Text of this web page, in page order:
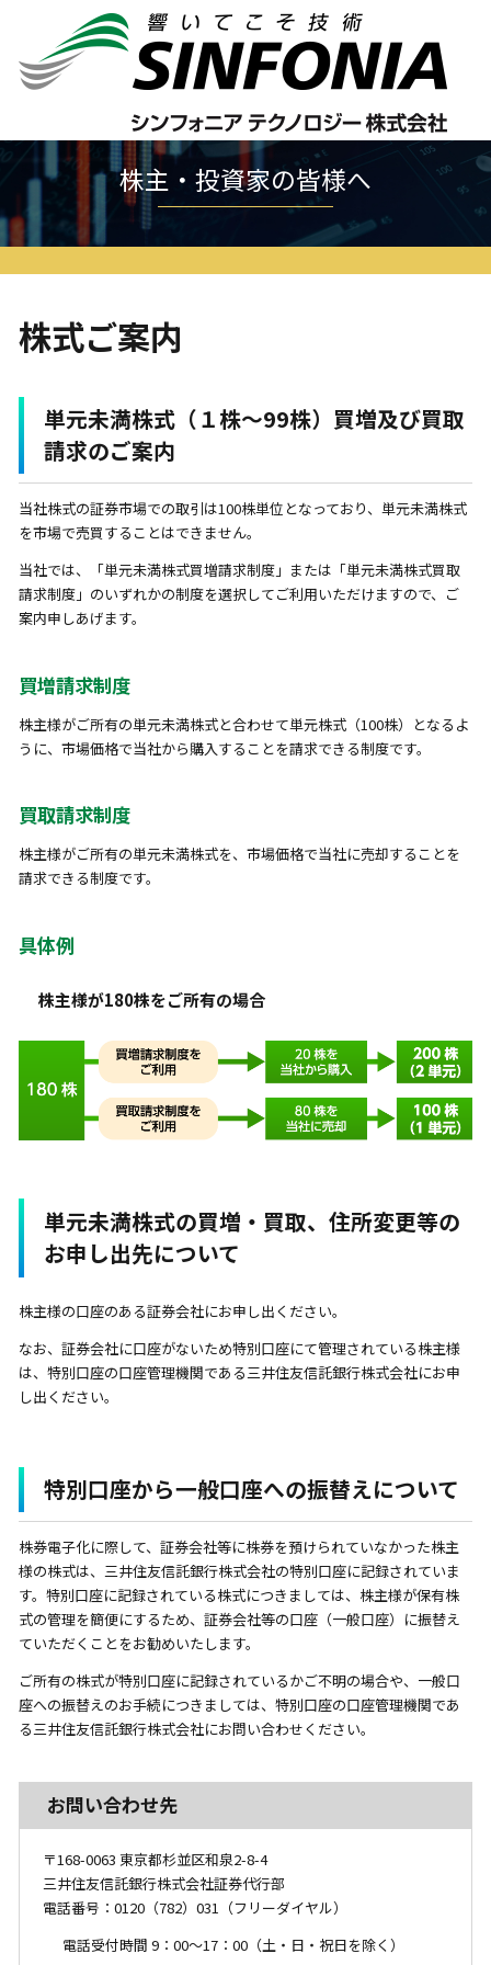
ホーム 株主・投資家の皆様へ 株式情報 株式ご案内
株主・投資家の皆様へ
株式ご案内
単元未満株式（１株～99株）買増及び買取
請求のご案内
当社株式の証券市場での取引は100株単位となっており、単元未満株式
を市場で売買することはできません。
当社では、「単元未満株式買増請求制度」または「単元未満株式買取
請求制度」のいずれかの制度を選択してご利用いただけますので、ご
案内申しあげます。
買増請求制度
株主様がご所有の単元未満株式と合わせて単元株式（100株）となるよ
うに、市場価格で当社から購入することを請求できる制度です。
買取請求制度
株主様がご所有の単元未満株式を、市場価格で当社に売却することを
請求できる制度です。
具体例
株主様が180株をご所有の場合
単元未満株式の買増・買取、住所変更等の
お申し出先について
株主様の口座のある証券会社にお申し出ください。
なお、証券会社に口座がないため特別口座にて管理されている株主様
は、特別口座の口座管理機関である三井住友信託銀行株式会社にお申
し出ください。
特別口座から一般口座への振替えについて
株券電子化に際して、証券会社等に株券を預けられていなかった株主
様の株式は、三井住友信託銀行株式会社の特別口座に記録されていま
す。特別口座に記録されている株式につきましては、株主様が保有株
式の管理を簡便にするため、証券会社等の口座（一般口座）に振替え
ていただくことをお勧めいたします。
ご所有の株式が特別口座に記録されているかご不明の場合や、一般口
座への振替えのお手続につきましては、特別口座の口座管理機関であ
る三井住友信託銀行株式会社にお問い合わせください。
お問い合わせ先
〒168-0063 東京都杉並区和泉2-8-4
三井住友信託銀行株式会社証券代行部
電話番号：0120（782）031（フリーダイヤル）
電話受付時間 9：00～17：00（土・日・祝日を除く）